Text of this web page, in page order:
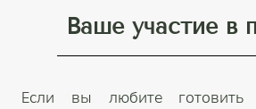
Ваше участие в
Если вы любите готовить